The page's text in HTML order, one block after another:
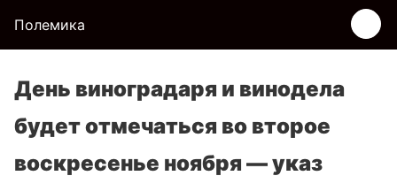
Полемика
День виноградаря и винодела
будет отмечаться во второе
воскресенье ноября — указ